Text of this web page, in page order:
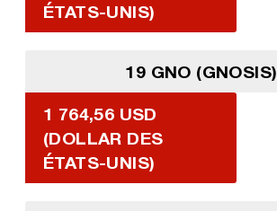
ÉTATS-UNIS)
19 GNO (GNOSIS)
1 764,56 USD
(DOLLAR DES
ÉTATS-UNIS)